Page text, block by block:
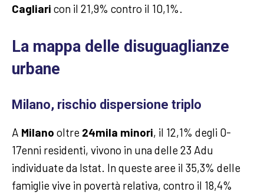
Cagliari con il 21,9% contro il 10,1%.
La mappa delle disuguaglianze
urbane
Milano, rischio dispersione triplo
A Milano oltre 24mila minori, il 12,1% degli 0-
17enni residenti, vivono in una delle 23 Adu
individuate da Istat. In queste aree il 35,3% delle
famiglie vive in povertà relativa, contro il 18,4%